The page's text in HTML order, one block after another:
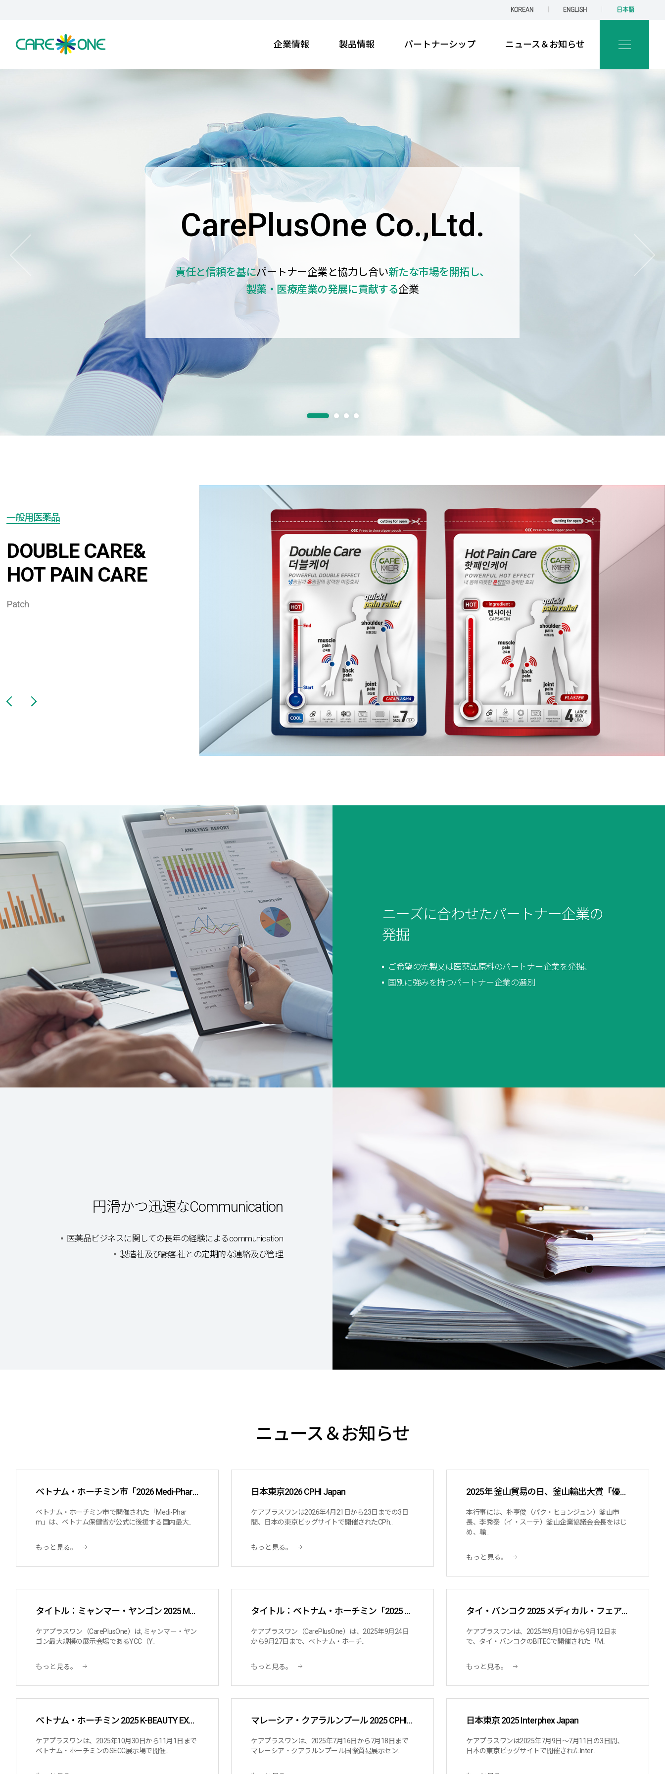
KOREAN ENGLISH 日本語
企業情報 製品情報 パートナーシップ ニュース＆お知らせ
CarePlusOne Co.,Ltd.
責任と信頼を基にパートナー企業と協力し合い新たな市場を開拓し、
製薬・医療産業の発展に貢献する企業
一般用医薬品
DOUBLE CARE&
HOT PAIN CARE
Patch
ニーズに合わせたパートナー企業の
発掘
ご希望の完製又は医薬品原料のパートナー企業を発掘、
国別に強みを持つパートナー企業の選別
円滑かつ迅速なCommunication
医薬品ビジネスに関しての長年の経験によるcommunication
製造社及び顧客社との定期的な連絡及び管理
ニュース＆お知らせ
ベトナム・ホーチミン市「2026 Medi-Pharm展示会」への出展
ベトナム・ホーチミン市で開催された「Medi-Phar
m」は、ベトナム保健省が公式に後援する国内最大..
もっと見る。
日本東京2026 CPHI Japan
ケアプラスワンは2026年4月21日から23日までの3日
間、日本の東京ビッグサイトで開催されたCPh..
もっと見る。
2025年 釜山貿易の日、釜山輸出大賞「優秀賞」受賞
本行事には、朴亨俊（パク・ヒョンジュン）釜山市
長、李秀泰（イ・スーテ）釜山企業協議会会長をはじ
め、輸..
もっと見る。
タイトル：ミャンマー・ヤンゴン 2025 Myanmar Beauty Expo 参加
ケアプラスワン（CarePlusOne）は, ミャンマー・ヤン
ゴン最大規模の展示会場であるYCC（Y..
もっと見る。
タイトル：ベトナム・ホーチミン「2025 PARMED & HEALTHCARE VIETNAM」出…
ケアプラスワン（CarePlusOne）は、2025年9月24日
から9月27日まで、ベトナム・ホーチ..
もっと見る。
タイ・バンコク 2025 メディカル・フェア・タイランド出展
ケアプラスワンは、2025年9月10日から9月12日ま
で、タイ・バンコクのBITECで開催された「M..
もっと見る。
ベトナム・ホーチミン 2025 K-BEAUTY EXPO & SAIGON BEAUTY SHOW…
ケアプラスワンは、2025年10月30日から11月1日まで
ベトナム・ホーチミンのSECC展示場で開催..
マレーシア・クアラルンプール 2025 CPHI 出展
ケアプラスワンは、2025年7月16日から7月18日まで
マレーシア・クアラルンプール国際貿易展示セン..
日本東京 2025 Interphex Japan
ケアプラスワンは2025年7月9日～7月11日の3日間、
日本の東京ビッグサイトで開催されたInter..